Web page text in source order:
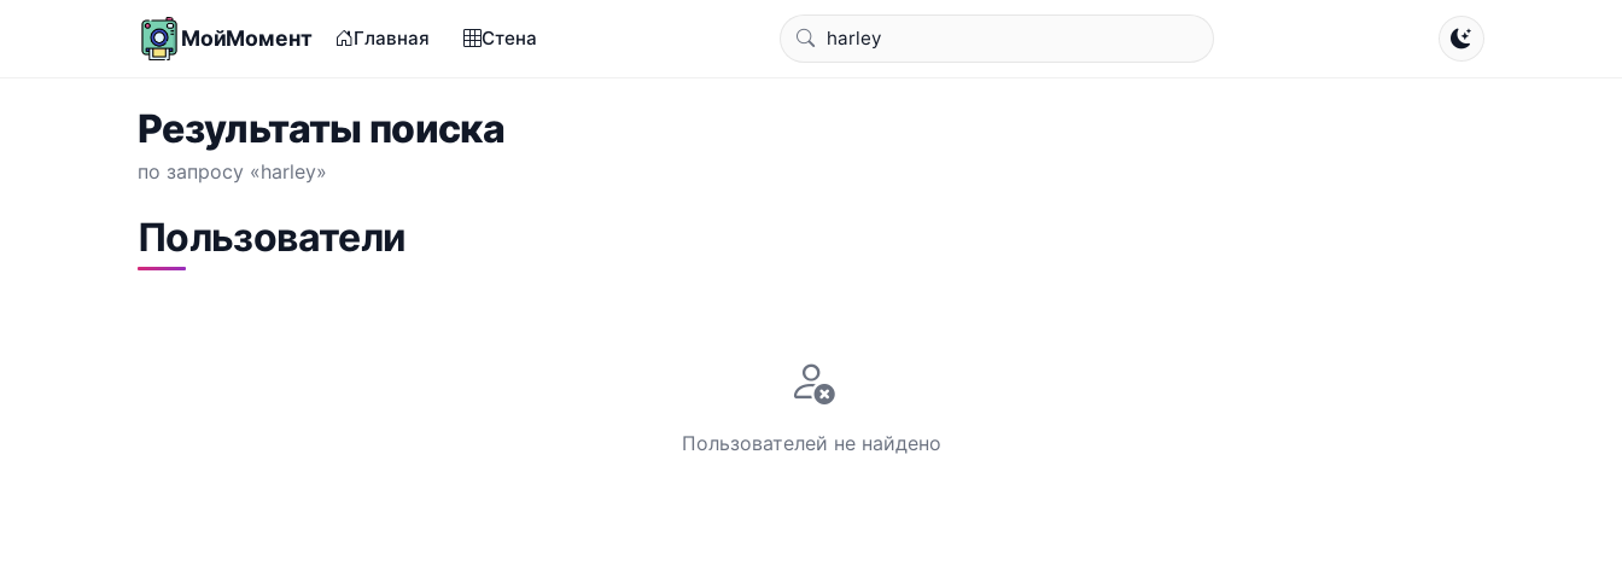
МойМомент Главная Стена
Результаты поиска
по запросу «harley»
Пользователи
Пользователей не найдено